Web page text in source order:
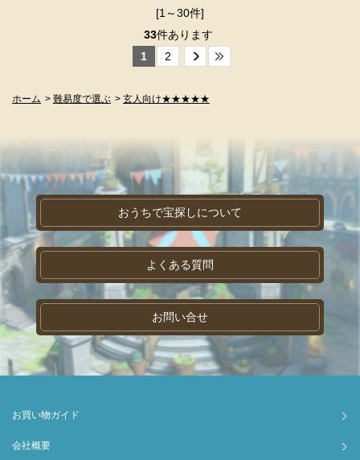
[1～30件]
33件あります
1
2
ホーム > 難易度で選ぶ > 玄人向け★★★★★
おうちで宝探しについて
よくある質問
お問い合せ
お買い物ガイド
会社概要